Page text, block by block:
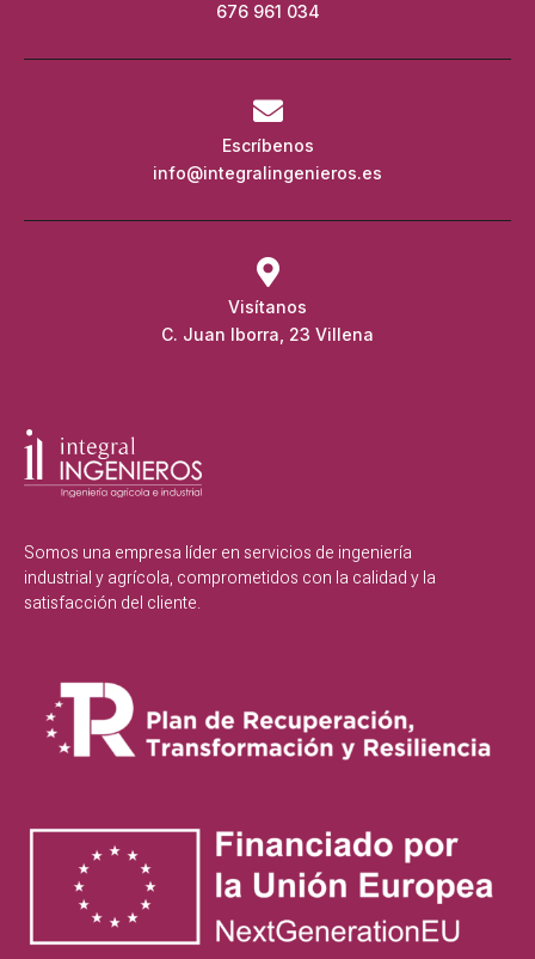
676 961 034
Escríbenos
info@integralingenieros.es
Visítanos
C. Juan Iborra, 23 Villena
Somos una empresa líder en servicios de ingeniería
industrial y agrícola, comprometidos con la calidad y la
satisfacción del cliente.